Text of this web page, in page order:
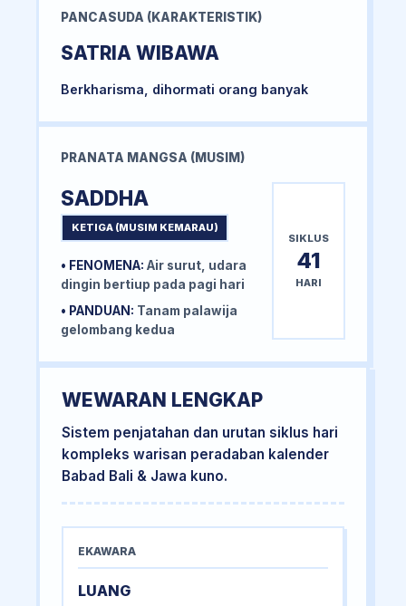
PANCASUDA (KARAKTERISTIK)
SATRIA WIBAWA
Berkharisma, dihormati orang banyak
PRANATA MANGSA (MUSIM)
SADDHA
KETIGA (MUSIM KEMARAU)
• FENOMENA: Air surut, udara
dingin bertiup pada pagi hari
• PANDUAN: Tanam palawija
gelombang kedua
SIKLUS
41
HARI
WEWARAN LENGKAP
Sistem penjatahan dan urutan siklus hari
kompleks warisan peradaban kalender
Babad Bali & Jawa kuno.
EKAWARA
LUANG